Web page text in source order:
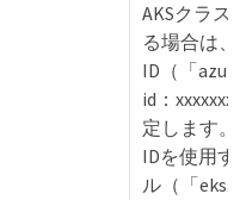
AKSクラス
る場合は、
ID（「
id：
定します。
IDを使用す
ル（「